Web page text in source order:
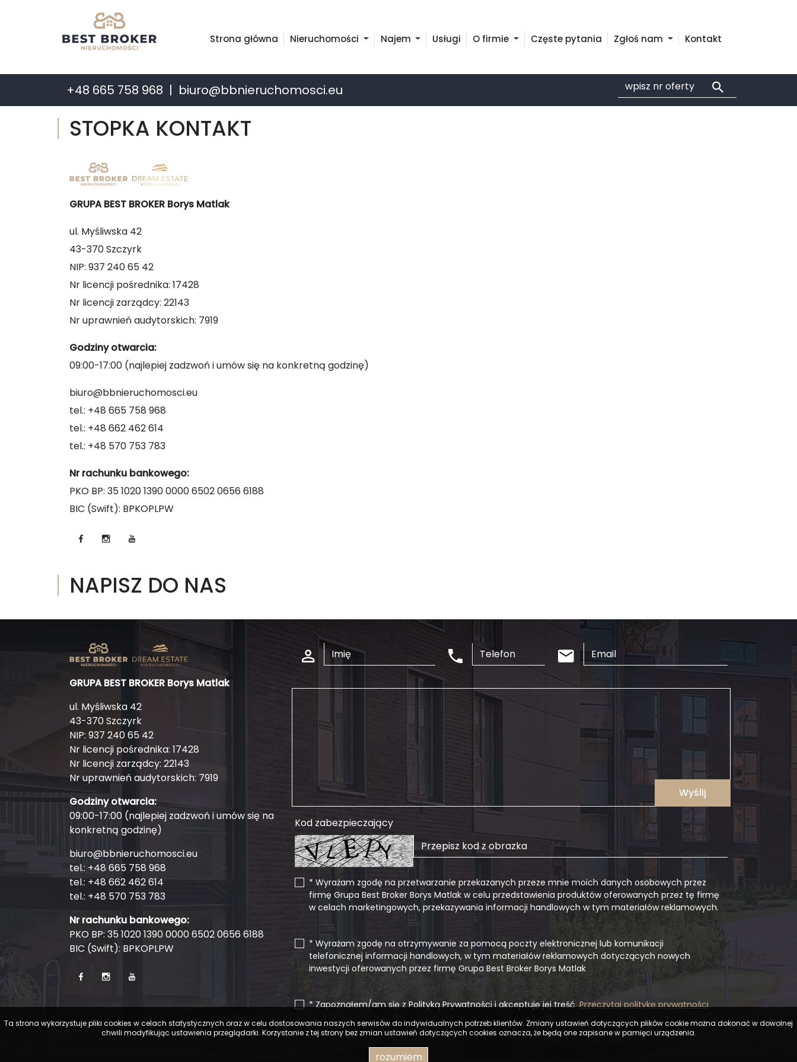
Strona główna Nieruchomości Najem Usługi O firmie Częste pytania Zgłoś nam Kontakt
+48 665 758 968 biuro@bbnieruchomosci.eu
STOPKA KONTAKT
GRUPA BEST BROKER Borys Matlak
ul. Myśliwska 42
43-370 Szczyrk
NIP: 937 240 65 42
Nr licencji pośrednika: 17428
Nr licencji zarządcy: 22143
Nr uprawnień audytorskich: 7919
Godziny otwarcia:
09:00-17:00 (najlepiej zadzwoń i umów się na konkretną godzinę)
biuro@bbnieruchomosci.eu
tel.: +48 665 758 968
tel.: +48 662 462 614
tel.: +48 570 753 783
Nr rachunku bankowego:
PKO BP: 35 1020 1390 0000 6502 0656 6188
BIC (Swift): BPKOPLPW
NAPISZ DO NAS
GRUPA BEST BROKER Borys Matlak
ul. Myśliwska 42
43-370 Szczyrk
NIP: 937 240 65 42
Nr licencji pośrednika: 17428
Nr licencji zarządcy: 22143
Nr uprawnień audytorskich: 7919
Godziny otwarcia:
09:00-17:00 (najlepiej zadzwoń i umów się na
konkretną godzinę)
biuro@bbnieruchomosci.eu
tel.: +48 665 758 968
tel.: +48 662 462 614
tel.: +48 570 753 783
Nr rachunku bankowego:
PKO BP: 35 1020 1390 0000 6502 0656 6188
BIC (Swift): BPKOPLPW
Wyślij
Kod zabezpieczający
* Wyrażam zgodę na przetwarzanie przekazanych przeze mnie moich danych osobowych przez
firmę Grupa Best Broker Borys Matlak w celu przedstawienia produktów oferowanych przez tę firmę
w celach marketingowych, przekazywania informacji handlowych w tym materiałów reklamowych.
* Wyrażam zgodę na otrzymywanie za pomocą poczty elektronicznej lub komunikacji
telefonicznej informacji handlowych, w tym materiałów reklamowych dotyczących nowych
inwestycji oferowanych przez firmę Grupa Best Broker Borys Matlak
* Zapoznałem/am się z Polityką Prywatności i akceptuję jej treść Przeczytaj politykę prywatności
Ta strona wykorzystuje pliki cookies w celach statystycznych oraz w celu dostosowania naszych serwisów do indywidualnych potrzeb klientów. Zmiany ustawień dotyczących plików cookie można dokonać w dowolnej
chwili modyfikując ustawienia przeglądarki. Korzystanie z tej strony bez zmian ustawień dotyczących cookies oznacza, że będą one zapisane w pamięci urządzenia.
rozumiem